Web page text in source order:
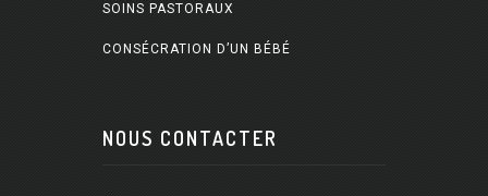
SOINS PASTORAUX
CONSÉCRATION D’UN BÉBÉ
NOUS CONTACTER